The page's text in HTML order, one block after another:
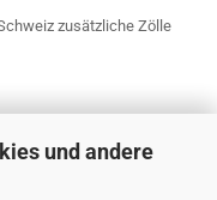
und andere
zusätzliche Zölle